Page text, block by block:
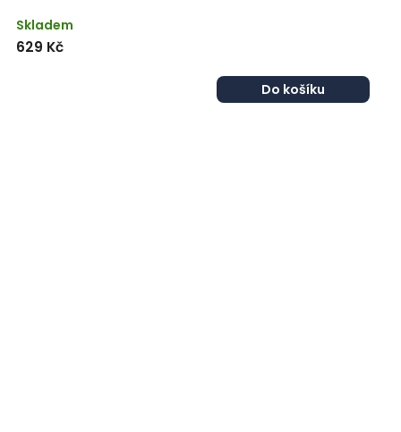
Skladem
629 Kč
Do košíku